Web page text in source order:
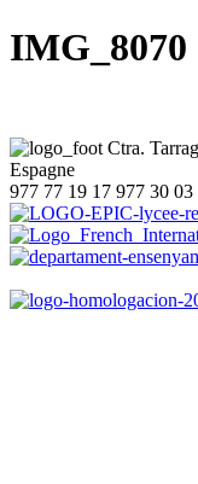
IMG_8070
Ctra.
Espagne
977 77 19 17 977 30 03